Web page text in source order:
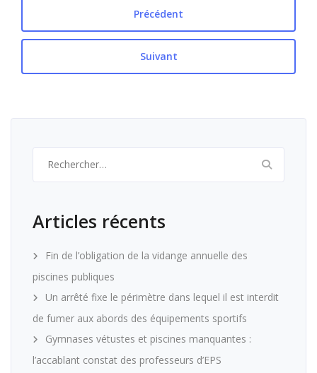
Précédent
Suivant
Articles récents
Fin de l’obligation de la vidange annuelle des
piscines publiques
Un arrêté fixe le périmètre dans lequel il est interdit
de fumer aux abords des équipements sportifs
Gymnases vétustes et piscines manquantes :
l’accablant constat des professeurs d’EPS